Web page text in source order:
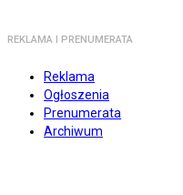
REKLAMA I PRENUMERATA
Reklama
Ogłoszenia
Prenumerata
Archiwum